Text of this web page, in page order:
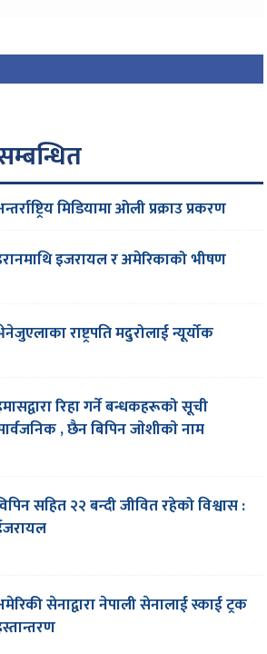
मिडियामा ओली प्रक्राउ प्रकरण
इजरायल र अमेरिकाको भीषण
राष्ट्रपति मदुरोलाई न्यूर्योक
रिहा गर्ने बन्धकहरूको सूची
, छैन बिपिन जाेशीकाे नाम
सहित २२ बन्दी जीवित रहेको विश्वास :
सेनाद्वारा नेपाली सेनालाई स्काई ट्रक